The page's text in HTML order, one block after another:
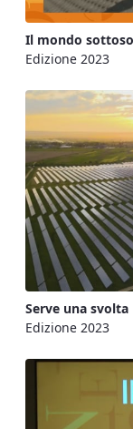
Il mondo
Edizione 2023
Serve una
Edizione 2023